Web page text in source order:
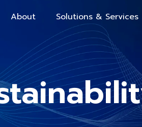
About Solutions & Services